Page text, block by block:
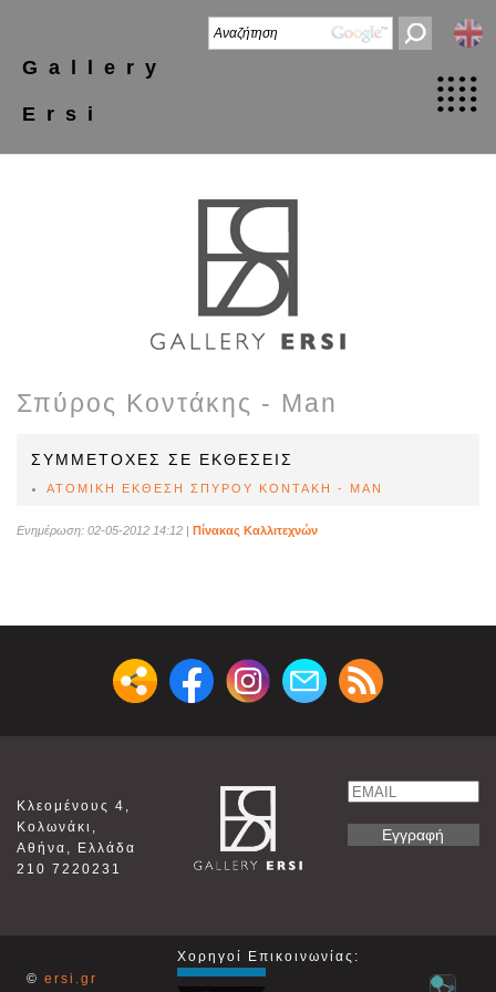
Gallery
Ersi
Σπύρος Κοντάκης - Man
ΣΥΜΜΕΤΟΧΕΣ ΣΕ ΕΚΘΕΣΕΙΣ
ΑΤΟΜΙΚΗ ΕΚΘΕΣΗ ΣΠΥΡΟΥ ΚΟΝΤΑΚΗ - MAN
Ενημέρωση: 02-05-2012 14:12 | Πίνακας Καλλιτεχνών
Κλεομένους 4,
Κολωνάκι,
Αθήνα, Ελλάδα
210 7220231
Email
© ersi.gr
Χορηγοί Επικοινωνίας: